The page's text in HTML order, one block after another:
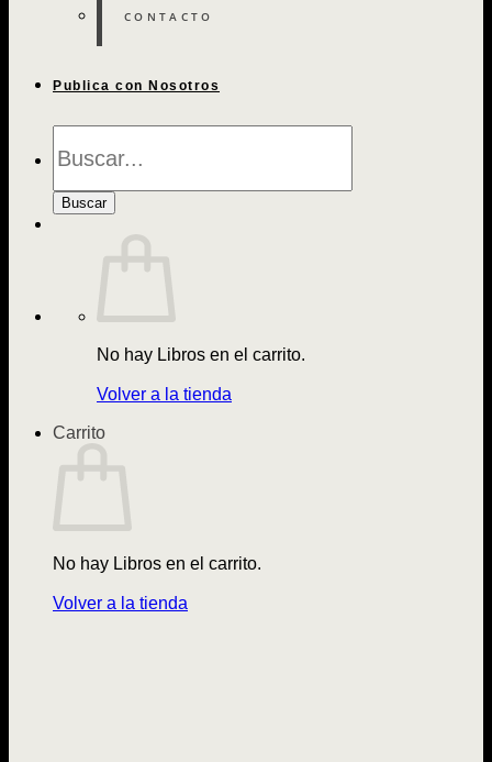
CONTACTO
Publica con Nosotros
de
Buscar
No hay Libros en el carrito.
Volver a la tienda
Carrito
No hay Libros en el carrito.
Volver a la tienda